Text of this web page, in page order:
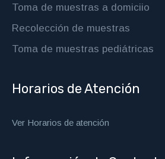
Toma de muestras a domiciio
Recolección de muestras
Toma de muestras pediátricas
Horarios de Atención
Ver Horarios de atención